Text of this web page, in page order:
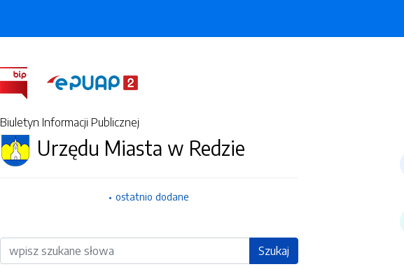
Biuletyn Informacji Publicznej
Urzędu Miasta w Redzie
ostatnio dodane
Wyszukiwarka Szukaj